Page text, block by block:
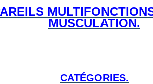
MUSCULATION.
CATÉGORIES.